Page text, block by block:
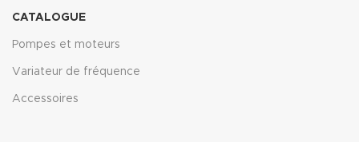
CATALOGUE
Pompes et moteurs
Variateur de fréquence
Accessoires